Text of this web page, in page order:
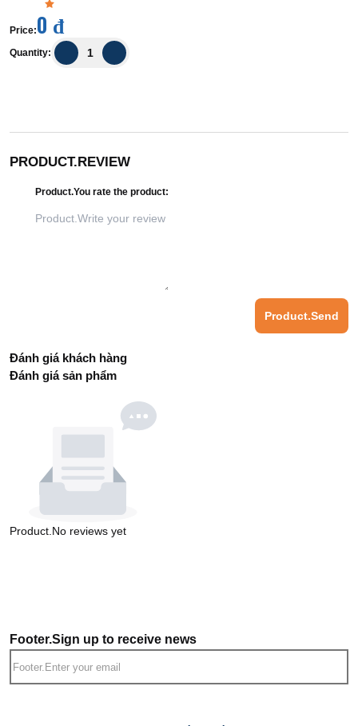
Price:0 đ
Quantity:
PRODUCT.REVIEW
Product.You rate the product:
Product.Send
Đánh giá khách hàng
Đánh giá sản phẩm
Product.No reviews yet